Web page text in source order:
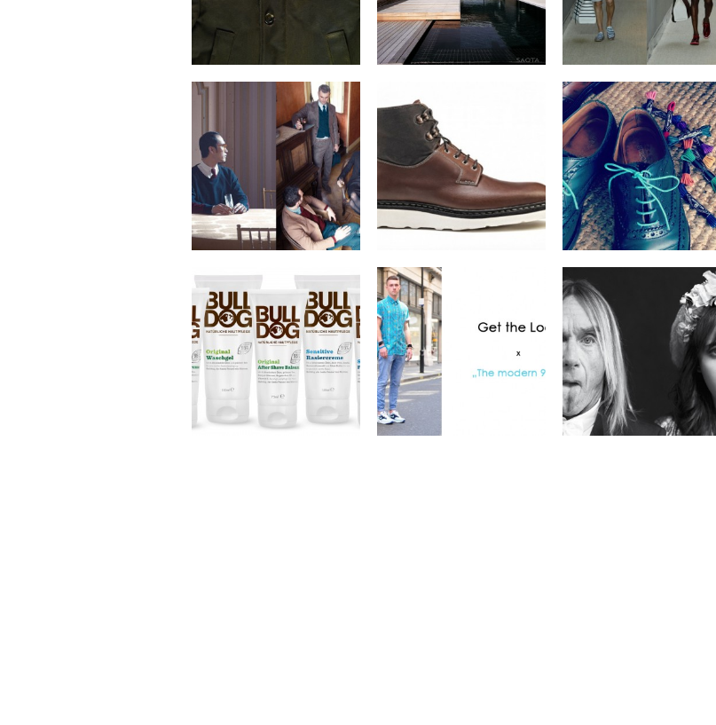
Keine Kommentare 2 Kommentare
Camo x Fall/Winter
2012 Collection
bySVEN Sep 10, 2012
Keine Kommentare
Ateliers Heschung x
Fall/Winter 2012
Footwear Collection
bySVENonSep 9, 2012
Keine Kommentare
Steve & Co x Benjo’s
Shoe Laces
SVEN onSep 6, 2012
Keine Kommentare
Bulldog Products x
Natural Skincare
bySVENon Sep 4, 2012
Get The Look x The
modern 90′s
bySVEN on Sep 2, 2012
ELEVEN PARIS x
Fall/Winter 2012
Campaign
bySVENon
Keine Kommentare